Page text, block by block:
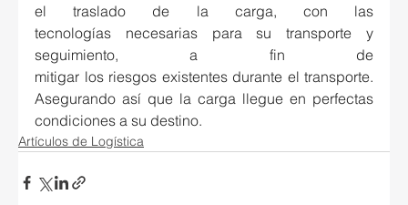
el traslado de la carga, con las
tecnologías necesarias para su transporte y
seguimiento, a fin de
mitigar los riesgos existentes durante el transporte.
Asegurando así que la carga llegue en perfectas
condiciones a su destino.
Artículos de Logística